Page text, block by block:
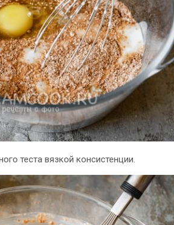
теста вязкой консистенции.